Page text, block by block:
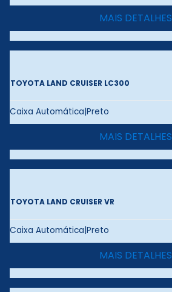
MAIS DETALHES
TOYOTA LAND CRUISER LC300
Caixa Automática|Preto
MAIS DETALHES
TOYOTA LAND CRUISER VR
Caixa Automática|Preto
MAIS DETALHES